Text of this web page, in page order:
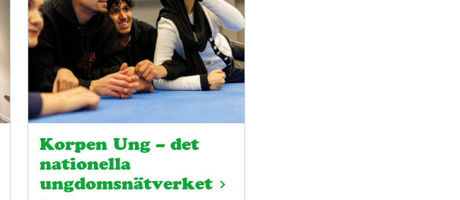
Korpen Ung – det
nationella
ungdomsnätverket